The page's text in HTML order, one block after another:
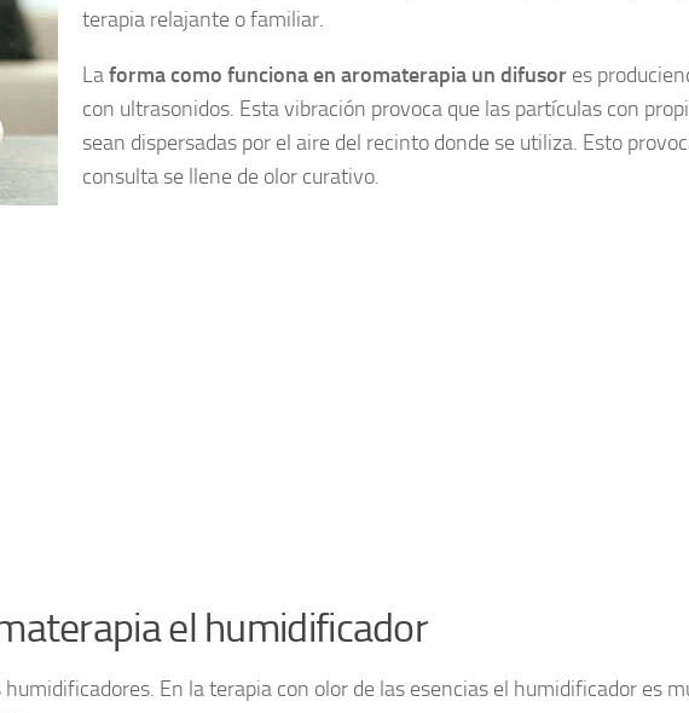
terapia relajante o familiar.
Laforma como funciona en aromaterapia un difusor es
con ultrasonidos. Esta vibración provoca que las partículas con
sean dispersadas por el aire del recinto donde se utiliza. Esto
consulta se llene de olor curativo.
el humidificador
En la terapia con olor de las esencias el humidificador es